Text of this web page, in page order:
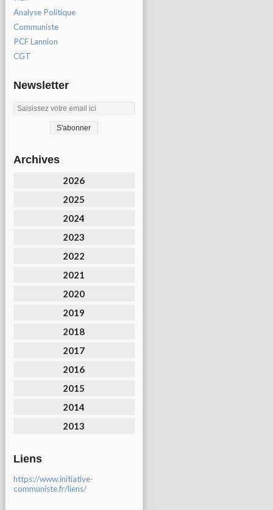
Analyse Politique
Communiste
PCF Lannion
CGT
Newsletter
Archives
2026
2025
2024
2023
2022
2021
2020
2019
2018
2017
2016
2015
2014
2013
Liens
https://www.initiative-
communiste.fr/liens/